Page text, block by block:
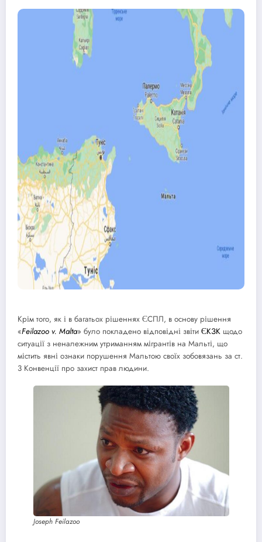
Крім того, як і в багатьох рішеннях ЄСПЛ, в основу рішення
«Feilazoo v. Malta» було покладено відповідні звіти ЄКЗК щодо
ситуації з неналежним утриманням мігрантів на Мальті, що
містить явні ознаки порушення Мальтою своїх зобовязань за ст.
3 Конвенції про захист прав людини.
Joseph Feilazoo